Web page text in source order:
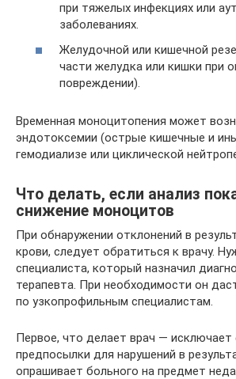
при тяжелых инфекциях или
заболеваниях.
Желудочной или кишечной
части желудка или кишки при
повреждении).
Временная моноцитопения может
эндотоксемии (острые кишечные и
гемодиализе или циклической
Что делать, если анализ
снижение моноцитов
При обнаружении отклонений в
крови, следует обратиться к врачу.
специалиста, который назначил
терапевта. При необходимости он
по узкопрофильным специалистам.
Первое, что делает врач — исключает
предпосылки для нарушений в
опрашивает больного на предмет